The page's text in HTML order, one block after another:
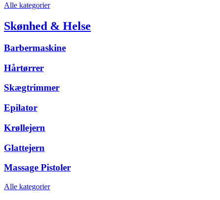
Alle kategorier
Skønhed & Helse
Barbermaskine
Hårtørrer
Skægtrimmer
Epilator
Krøllejern
Glattejern
Massage Pistoler
Alle kategorier